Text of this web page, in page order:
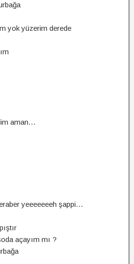
yok yüzerim derede
aman…
yeeeeeeeh şappi…
açayım mı ?